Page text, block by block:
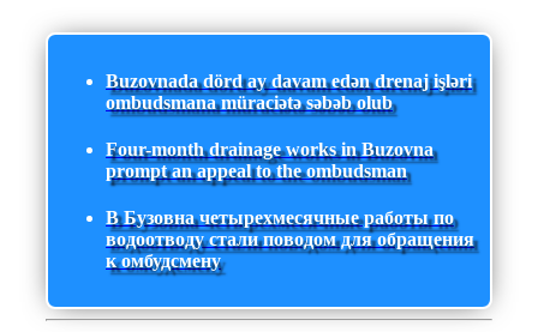
Buzovnada dörd ay davam edən drenaj işləri
ombudsmana müraciətə səbəb olub
Four-month drainage works in Buzovna
prompt an appeal to the ombudsman
В Бузовна четырехмесячные работы по
водоотводу стали поводом для обращения
к омбудсмену